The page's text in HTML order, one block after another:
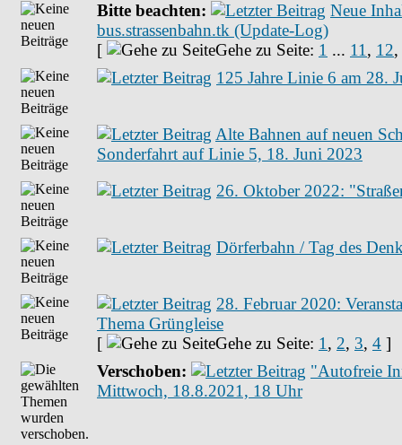
Bitte beachten:
Neue
bus.strassenbahn.tk (Update-Log)
[
Gehe zu Seite: 1 ... 11 , 12,
125 Jahre Linie 6 am 28.
Alte Bahnen auf neuen
Sonderfahrt auf Linie 5, 18. Juni 2023
26. Oktober 2022:
Dörferbahn / Tag des
28. Februar 2020:
Thema Grüngleise
[
Gehe zu Seite: 1 , 2, 3, 4 ]
Verschoben:
"Autofreie
Mittwoch, 18.8.2021, 18 Uhr